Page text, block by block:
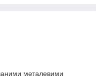
металевими